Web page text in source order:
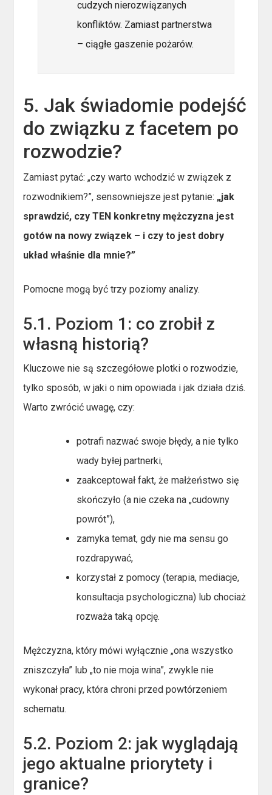
cudzych nierozwiązanych
konfliktów. Zamiast partnerstwa
– ciągłe gaszenie pożarów.
5. Jak świadomie podejść
do związku z facetem po
rozwodzie?
Zamiast pytać: „czy warto wchodzić w związek z
rozwodnikiem?”, sensowniejsze jest pytanie: „jak
sprawdzić, czy TEN konkretny mężczyzna jest
gotów na nowy związek – i czy to jest dobry
układ właśnie dla mnie?”
Pomocne mogą być trzy poziomy analizy.
5.1. Poziom 1: co zrobił z
własną historią?
Kluczowe nie są szczegółowe plotki o rozwodzie,
tylko sposób, w jaki o nim opowiada i jak działa dziś.
Warto zwrócić uwagę, czy:
potrafi nazwać swoje błędy, a nie tylko
wady byłej partnerki,
zaakceptował fakt, że małżeństwo się
skończyło (a nie czeka na „cudowny
powrót”),
zamyka temat, gdy nie ma sensu go
rozdrapywać,
korzystał z pomocy (terapia, mediacje,
konsultacja psychologiczna) lub chociaż
rozważa taką opcję.
Mężczyzna, który mówi wyłącznie „ona wszystko
zniszczyła” lub „to nie moja wina”, zwykle nie
wykonał pracy, która chroni przed powtórzeniem
schematu.
5.2. Poziom 2: jak wyglądają
jego aktualne priorytety i
granice?